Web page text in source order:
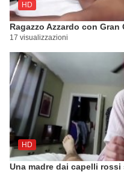
HD
Ragazzo Azzardo con Gran
17 visualizzazioni
HD
Una madre dai capelli